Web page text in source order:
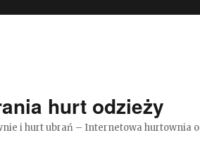
hurt odzieży
i hurt ubrań – Internetowa hurtownia